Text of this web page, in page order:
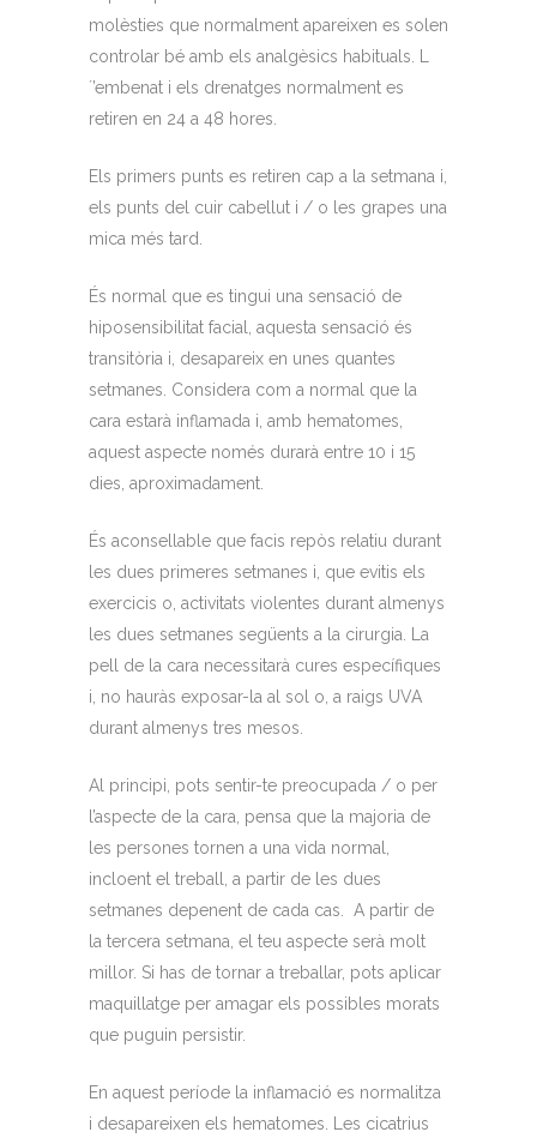
molèsties que normalment apareixen es solen
controlar bé amb els analgèsics habituals. L
´’embenat i els drenatges normalment es
retiren en 24 a 48 hores.
Els primers punts es retiren cap a la setmana i,
els punts del cuir cabellut i / o les grapes una
mica més tard.
És normal que es tingui una sensació de
hiposensibilitat facial, aquesta sensació és
transitòria i, desapareix en unes quantes
setmanes. Considera com a normal que la
cara estarà inflamada i, amb hematomes,
aquest aspecte només durarà entre 10 i 15
dies, aproximadament.
És aconsellable que facis repòs relatiu durant
les dues primeres setmanes i, que evitis els
exercicis o, activitats violentes durant almenys
les dues setmanes següents a la cirurgia. La
pell de la cara necessitarà cures específiques
i, no hauràs exposar-la al sol o, a raigs UVA
durant almenys tres mesos.
Al principi, pots sentir-te preocupada / o per
l’aspecte de la cara, pensa que la majoria de
les persones tornen a una vida normal,
incloent el treball, a partir de les dues
setmanes depenent de cada cas. A partir de
la tercera setmana, el teu aspecte serà molt
millor. Si has de tornar a treballar, pots aplicar
maquillatge per amagar els possibles morats
que puguin persistir.
En aquest període la inflamació es normalitza
i desapareixen els hematomes. Les cicatrius